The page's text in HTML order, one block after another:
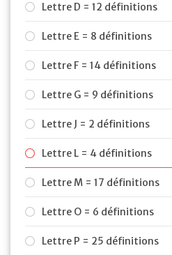
Lettre D = 12 définitions
Lettre E = 8 définitions
Lettre F = 14 définitions
Lettre G = 9 définitions
Lettre J = 2 définitions
Lettre L = 4 définitions
Lettre M = 17 définitions
Lettre O = 6 définitions
Lettre P = 25 définitions